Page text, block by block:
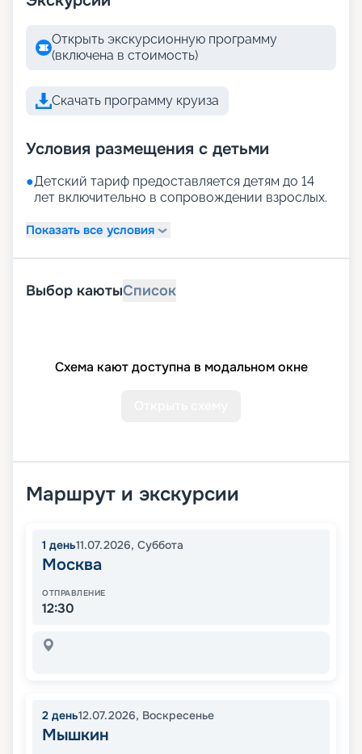
Открыть экскурсионную программу
(включена в стоимость)
Скачать программу круиза
Условия размещения с детьми
●Детский тариф предоставляется детям до 14
лет включительно в сопровождении взрослых.
Показать все условия
Выбор каютыСписок
Схема кают доступна в модальном окне
Маршрут и экскурсии
1 день11.07.2026, Суббота
Москва
ОТПРАВЛЕНИЕ
12:30
2 день12.07.2026, Воскресенье
Мышкин